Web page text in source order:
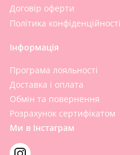
Договір оферти
Політика конфіденційності
Інформація
Програма лояльності
Доставка і оплата
Обмін та повернення
Розрахунок сертифікатом
Ми в Інстаграм